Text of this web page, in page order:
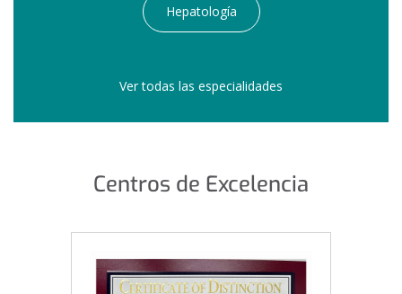
Hepatología
Ver todas las especialidades
Centros de Excelencia